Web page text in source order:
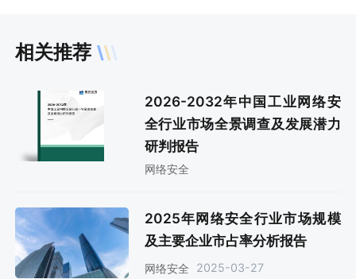
相关推荐
2026-2032年中国工业网络安
全行业市场全景调查及发展潜力
研判报告
网络安全
2025年网络安全行业市场规模
及主要企业市占率分析报告
网络安全 2025-03-27